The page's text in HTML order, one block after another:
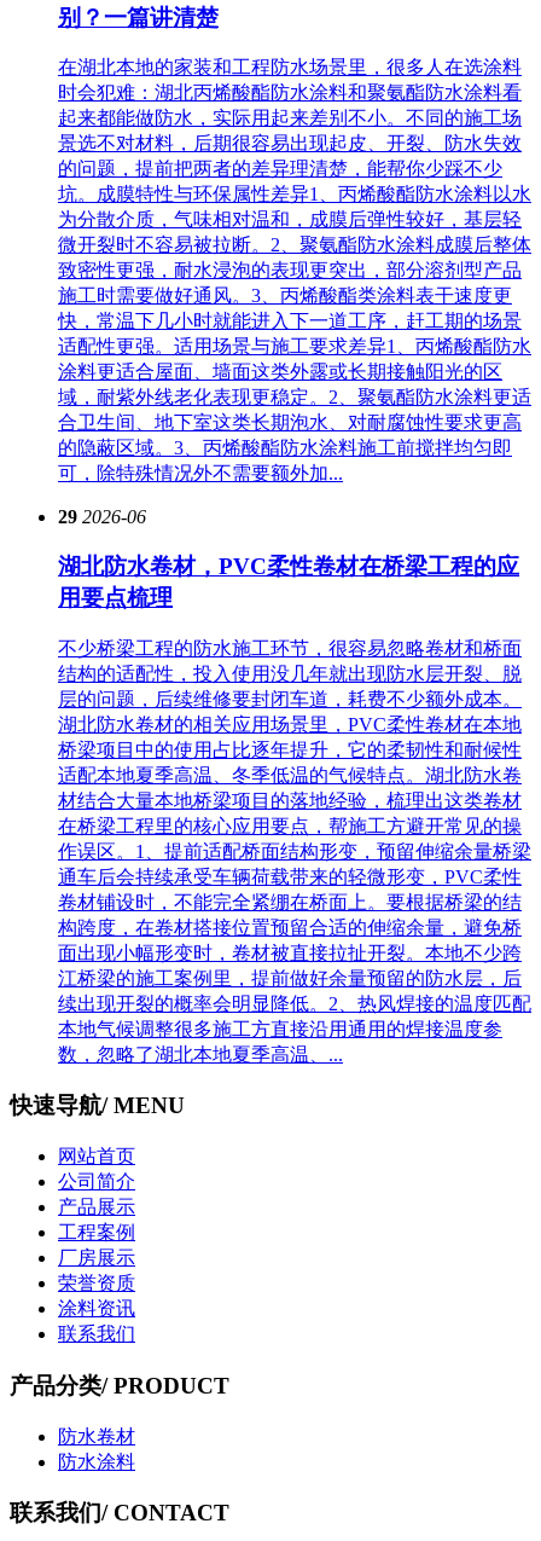
别？一篇讲清楚
在湖北本地的家装和工程防水场景里，很多人在选涂料
时会犯难：‌湖北丙烯酸酯防水涂料‌和聚氨酯防水涂料看
起来都能做防水，实际用起来差别不小。不同的施工场
景选不对材料，后期很容易出现起皮、开裂、防水失效
的问题，提前把两者的差异理清楚，能帮你少踩不少
坑。成膜特性与环保属性差异1、丙烯酸酯防水涂料以水
为分散介质，气味相对温和，成膜后弹性较好，基层轻
微开裂时不容易被拉断。2、聚氨酯防水涂料成膜后整体
致密性更强，耐水浸泡的表现更突出，部分溶剂型产品
施工时需要做好通风。3、丙烯酸酯类涂料表干速度更
快，常温下几小时就能进入下一道工序，赶工期的场景
适配性更强。适用场景与施工要求差异1、丙烯酸酯防水
涂料更适合屋面、墙面这类外露或长期接触阳光的区
域，耐紫外线老化表现更稳定。2、聚氨酯防水涂料更适
合卫生间、地下室这类长期泡水、对耐腐蚀性要求更高
的隐蔽区域。3、丙烯酸酯防水涂料施工前搅拌均匀即
可，除特殊情况外不需要额外加...
29 2026-06
湖北防水卷材，PVC柔性卷材在桥梁工程的应
用要点梳理
不少桥梁工程的防水施工环节，很容易忽略卷材和桥面
结构的适配性，投入使用没几年就出现防水层开裂、脱
层的问题，后续维修要封闭车道，耗费不少额外成本。
湖北防水卷材的相关应用场景里，PVC柔性卷材在本地
桥梁项目中的使用占比逐年提升，它的柔韧性和耐候性
适配本地夏季高温、冬季低温的气候特点。湖北防水卷
材结合大量本地桥梁项目的落地经验，梳理出这类卷材
在桥梁工程里的核心应用要点，帮施工方避开常见的操
作误区。1、提前适配桥面结构形变，预留伸缩余量‌桥梁
通车后会持续承受车辆荷载带来的轻微形变，PVC柔性
卷材铺设时，不能完全紧绷在桥面上。要根据桥梁的结
构跨度，在卷材搭接位置预留合适的伸缩余量，避免桥
面出现小幅形变时，卷材被直接拉扯开裂。本地不少跨
江桥梁的施工案例里，提前做好余量预留的防水层，后
续出现开裂的概率会明显降低。2、热风焊接的温度匹配
本地气候调整‌很多施工方直接沿用通用的焊接温度参
数，忽略了湖北本地夏季高温、...
快速导航/ MENU
网站首页
公司简介
产品展示
工程案例
厂房展示
荣誉资质
涂料资讯
联系我们
产品分类/ PRODUCT
防水卷材
防水涂料
联系我们/ CONTACT